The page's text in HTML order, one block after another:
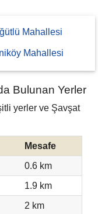
Mahallesi
Mahallesi
Bulunan Yerler
yerler ve Şavşat
Mesafe
0.6 km
1.9 km
2 km